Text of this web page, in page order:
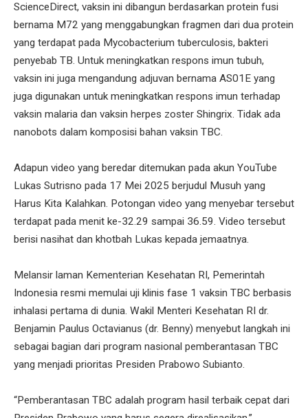
ScienceDirect, vaksin ini dibangun berdasarkan protein fusi
bernama M72 yang menggabungkan fragmen dari dua protein
yang terdapat pada Mycobacterium tuberculosis, bakteri
penyebab TB. Untuk meningkatkan respons imun tubuh,
vaksin ini juga mengandung adjuvan bernama AS01E yang
juga digunakan untuk meningkatkan respons imun terhadap
vaksin malaria dan vaksin herpes zoster Shingrix. Tidak ada
nanobots dalam komposisi bahan vaksin TBC.
Adapun video yang beredar ditemukan pada akun YouTube
Lukas Sutrisno pada 17 Mei 2025 berjudul Musuh yang
Harus Kita Kalahkan. Potongan video yang menyebar tersebut
terdapat pada menit ke-32.29 sampai 36.59. Video tersebut
berisi nasihat dan khotbah Lukas kepada jemaatnya.
Melansir laman Kementerian Kesehatan RI, Pemerintah
Indonesia resmi memulai uji klinis fase 1 vaksin TBC berbasis
inhalasi pertama di dunia. Wakil Menteri Kesehatan RI dr.
Benjamin Paulus Octavianus (dr. Benny) menyebut langkah ini
sebagai bagian dari program nasional pemberantasan TBC
yang menjadi prioritas Presiden Prabowo Subianto.
“Pemberantasan TBC adalah program hasil terbaik cepat dari